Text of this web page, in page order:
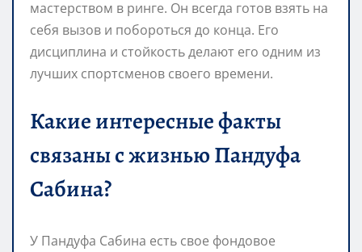
мастерством в ринге. Он всегда готов взять на
себя вызов и побороться до конца. Его
дисциплина и стойкость делают его одним из
лучших спортсменов своего времени.
Какие интересные факты
связаны с жизнью Пандуфа
Сабина?
У Пандуфа Сабина есть свое фондовое